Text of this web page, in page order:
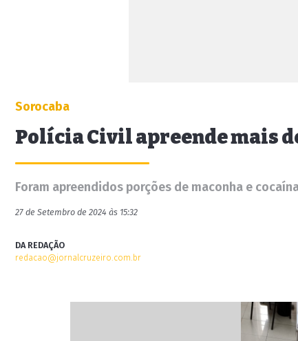
Sorocaba
Polícia Civil apreende mais
Foram apreendidos porções de maconha e
27 de Setembro de 2024 às 15:32
DA REDAÇÃO
redacao@jornalcruzeiro.com.br